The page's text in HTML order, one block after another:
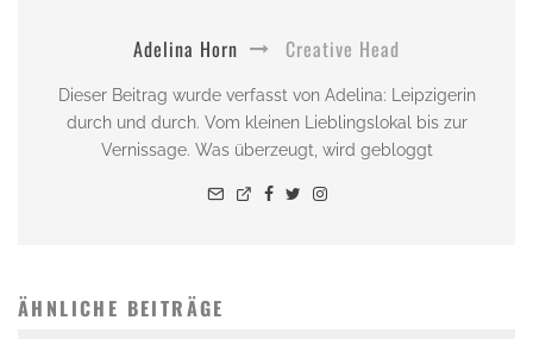
Adelina Horn Creative Head
Dieser Beitrag wurde verfasst von Adelina: Leipzigerin
durch und durch. Vom kleinen Lieblingslokal bis zur
Vernissage. Was überzeugt, wird gebloggt
ÄHNLICHE BEITRÄGE